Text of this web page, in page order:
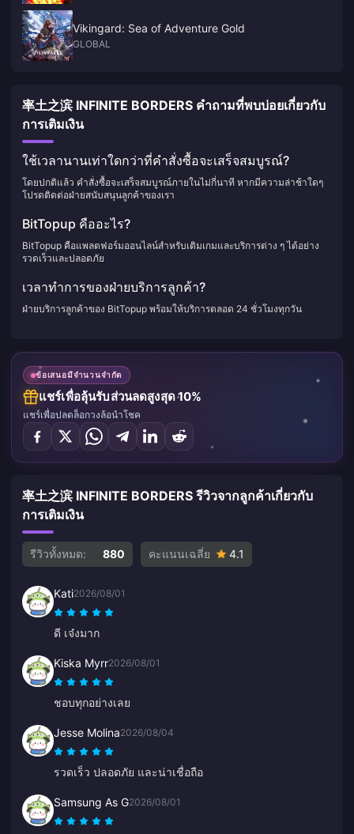
Vikingard: Sea of Adventure Gold
GLOBAL
率土之滨 INFINITE BORDERS คำถามที่พบบ่อยเกี่ยวกับ
การเติมเงิน
ใช้เวลานานเท่าใดกว่าที่คำสั่งซื้อจะเสร็จสมบูรณ์?
โดยปกติแล้ว คำสั่งซื้อจะเสร็จสมบูรณ์ภายในไม่กี่นาที หากมีความล่าช้าใดๆ
โปรดติดต่อฝ่ายสนับสนุนลูกค้าของเรา
BitTopup คืออะไร?
BitTopup คือแพลตฟอร์มออนไลน์สำหรับเติมเกมและบริการต่าง ๆ ได้อย่าง
รวดเร็วและปลอดภัย
เวลาทำการของฝ่ายบริการลูกค้า?
ฝ่ายบริการลูกค้าของ BitTopup พร้อมให้บริการตลอด 24 ชั่วโมงทุกวัน
ข้อเสนอมีจำนวนจำกัด
แชร์เพื่อลุ้นรับส่วนลดสูงสุด 10%
แชร์เพื่อปลดล็อกวงล้อนำโชค
率土之滨 INFINITE BORDERS รีวิวจากลูกค้าเกี่ยวกับ
การเติมเงิน
รีวิวทั้งหมด: 880 คะแนนเฉลี่ย 4.1
Kati2026/08/01
ดี เจ๋งมาก
Kiska Myrr2026/08/01
ชอบทุกอย่างเลย
Jesse Molina2026/08/04
รวดเร็ว ปลอดภัย และน่าเชื่อถือ
Samsung As G2026/08/01